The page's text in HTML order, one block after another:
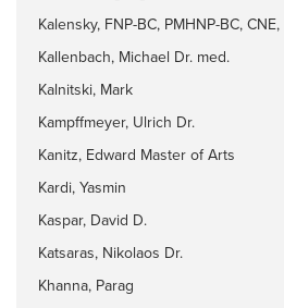
Kalensky, FNP-BC, PMHNP-BC,
Kallenbach, Michael Dr. med.
Kalnitski, Mark
Kampffmeyer, Ulrich Dr.
Kanitz, Edward Master of Arts
Kardi, Yasmin
Kaspar, David D.
Katsaras, Nikolaos Dr.
Khanna, Parag